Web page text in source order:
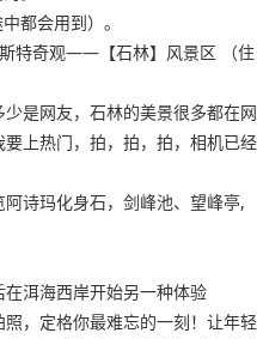
都会用到）。
特奇观——【石林】风景区 （住
是网友，石林的美景很多都在网
上热门，拍，拍，拍，相机已经
诗玛化身石，剑峰池、望峰亭,
洱海西岸开始另一种体验
，定格你最难忘的一刻！让年轻